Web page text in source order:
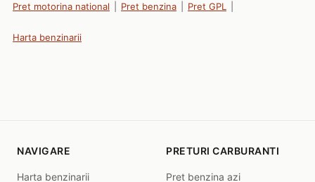
Pret motorina national Pret benzina Pret GPL
Harta benzinarii
NAVIGARE
Harta benzinarii
PRETURI CARBURANTI
Pret benzina azi